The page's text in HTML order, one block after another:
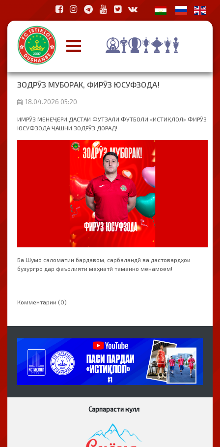
ЗОДРӮЗ МУБОРАК, ФИРӮЗ ЮСУФЗОДА!
18.04.2026 05:20
ИМРӮЗ МЕНЕҶЕРИ ДАСТАИ ФУТЗАЛИ ФУТБОЛИ «ИСТИҚЛОЛ» ФИРӮЗ
ЮСУФЗОДА ҶАШНИ ЗОДРӮЗ ДОРАД!
Ба Шумо саломатии бардавом, сарбаландӣ ва дастовардҳои
бузургро дар фаъолияти меҳнатӣ таманно менамоем!
Комментарии (0)
Сарпарасти кулл